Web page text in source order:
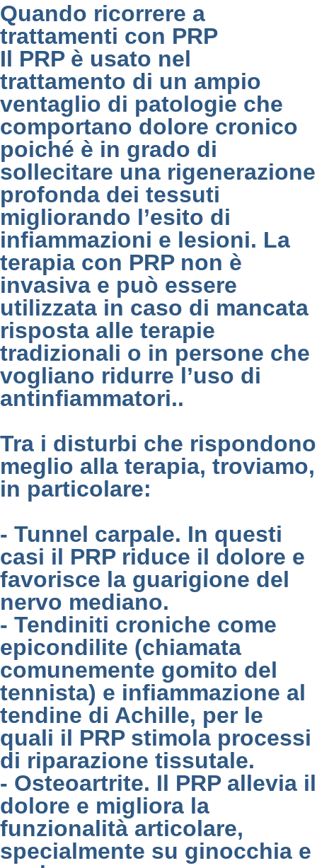
Quando ricorrere a
trattamenti con PRP
Il PRP è usato nel
trattamento di un ampio
ventaglio di patologie che
comportano dolore cronico
poiché è in grado di
sollecitare una rigenerazione
profonda dei tessuti
migliorando l’esito di
infiammazioni e lesioni. La
terapia con PRP non è
invasiva e può essere
utilizzata in caso di mancata
risposta alle terapie
tradizionali o in persone che
vogliano ridurre l’uso di
antinfiammatori..
Tra i disturbi che rispondono
meglio alla terapia, troviamo,
in particolare:
- Tunnel carpale. In questi
casi il PRP riduce il dolore e
favorisce la guarigione del
nervo mediano.
- Tendiniti croniche come
epicondilite (chiamata
comunemente gomito del
tennista) e infiammazione al
tendine di Achille, per le
quali il PRP stimola processi
di riparazione tissutale.
- Osteoartrite. Il PRP allevia il
dolore e migliora la
funzionalità articolare,
specialmente su ginocchia e